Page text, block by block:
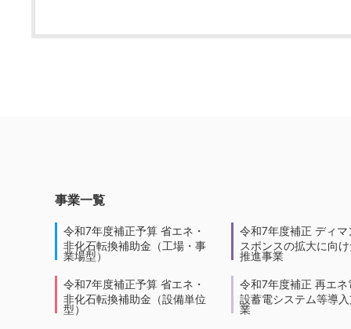
事業一覧
令和7年度補正予算 省エネ・
非化石転換補助金（工場・事
業場型）
令和7年度補正予算 省エネ・
非化石転換補助金（設備単位
型）
令和7年度補正 ディマ
スポンスの拡大に向
推進事業
令和7年度補正 再エネ
設蓄電システム等導
業